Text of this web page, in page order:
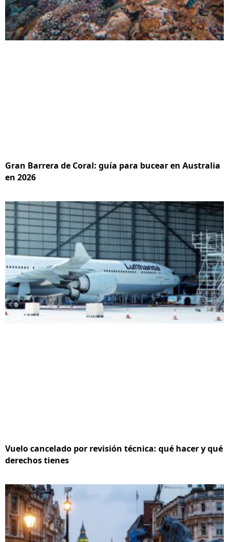
Gran Barrera de Coral: guía para bucear en Australia
en 2026
Vuelo cancelado por revisión técnica: qué hacer y qué
derechos tienes